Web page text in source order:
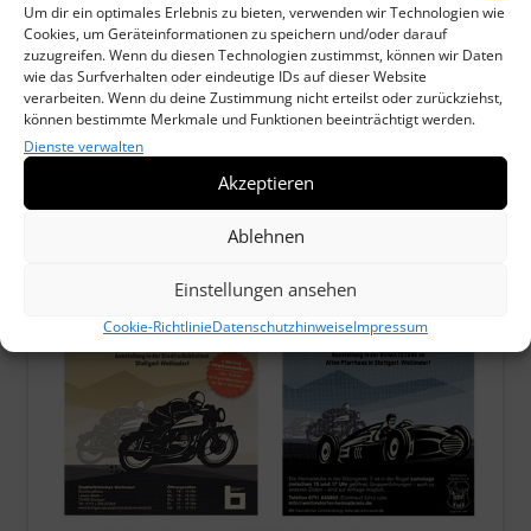
Um dir ein optimales Erlebnis zu bieten, verwenden wir Technologien wie
Cookies, um Geräteinformationen zu speichern und/oder darauf
zuzugreifen. Wenn du diesen Technologien zustimmst, können wir Daten
wie das Surfverhalten oder eindeutige IDs auf dieser Website
verarbeiten. Wenn du deine Zustimmung nicht erteilst oder zurückziehst,
können bestimmte Merkmale und Funktionen beeinträchtigt werden.
Dienste verwalten
Akzeptieren
Ablehnen
Einstellungen ansehen
Cookie-RichtlinieDatenschutzhinweiseImpressum